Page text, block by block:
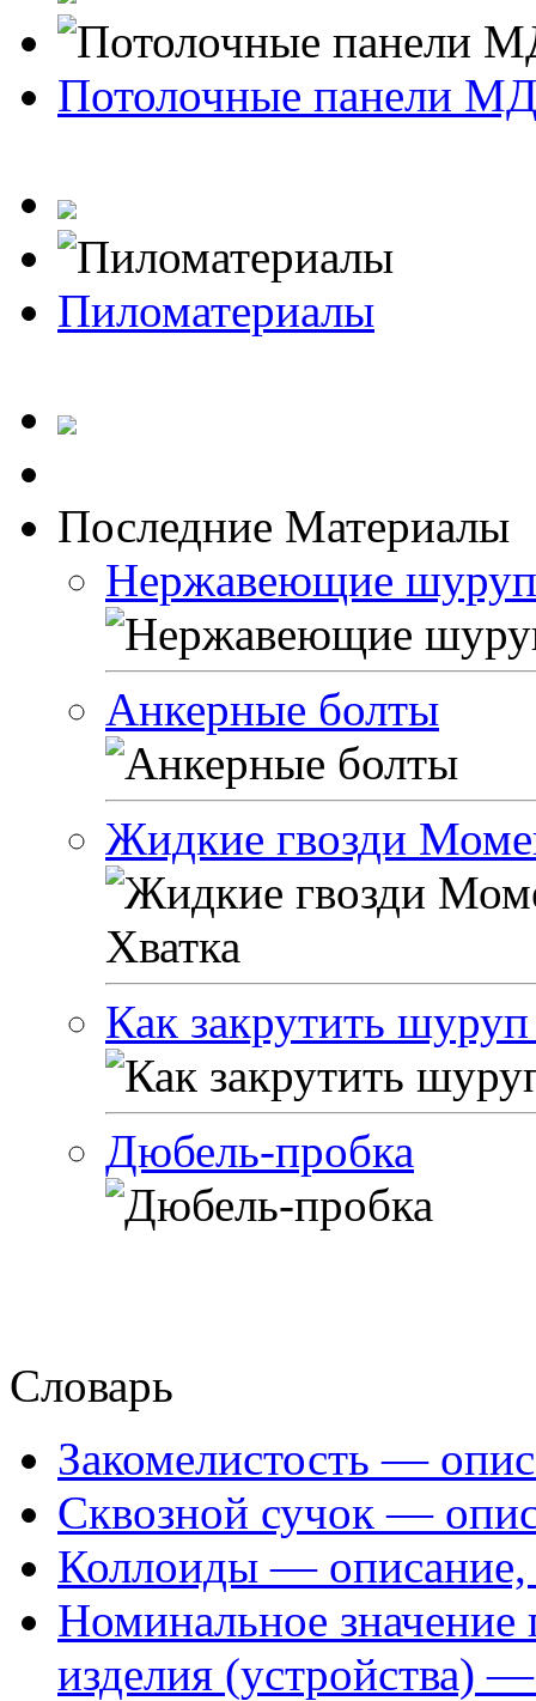
Потолочные панели
Пиломатериалы
Последние Материалы
Нержавеющие
Анкерные болты
Жидкие гвозди
Как закрутить
Дюбель-пробка
Словарь
Закомелистость —
Сквозной сучок —
Коллоиды — описание,
Номинальное значение
изделия (устройства)